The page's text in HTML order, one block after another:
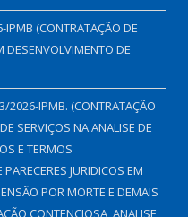
IPMB (CONTRATAÇÃO DE
DESENVOLVIMENTO DE
2026-IPMB. (CONTRATAÇÃO
SERVIÇOS NA ANALISE DE
E TERMOS
JURIDICOS EM
POR MORTE E DEMAIS
CONTENCIOSA, ANALISE